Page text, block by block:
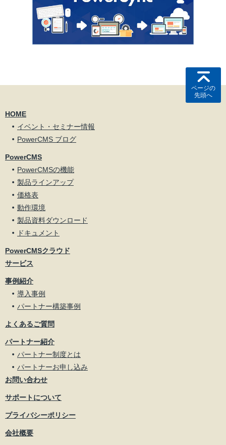
ページの
先頭へ
HOME
イベント・セミナー情報
PowerCMS ブログ
PowerCMS
PowerCMSの機能
製品ラインアップ
価格表
動作環境
製品資料ダウンロード
ドキュメント
PowerCMSクラウド
サービス
事例紹介
導入事例
パートナー構築事例
よくあるご質問
パートナー紹介
パートナー制度とは
パートナーお申し込み
お問い合わせ
サポートについて
プライバシーポリシー
会社概要